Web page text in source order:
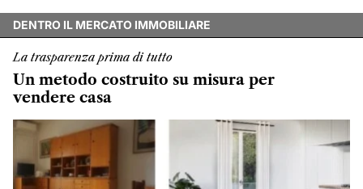
DENTRO IL MERCATO IMMOBILIARE
La trasparenza prima di tutto
Un metodo costruito su misura per
vendere casa